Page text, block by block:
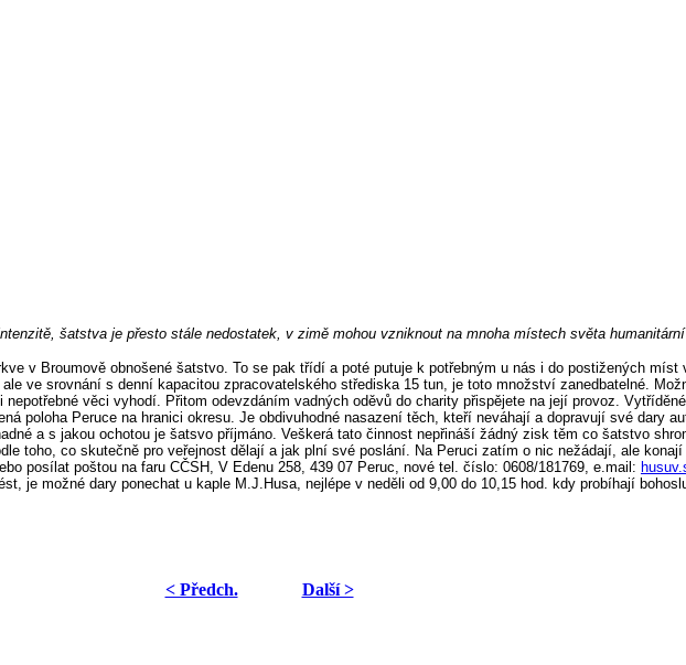
šatstva je přesto stále nedostatek, v zimě mohou vzniknout na mnoha místech světa
v Broumově obnošené šatstvo. To se pak třídí a poté putuje k potřebným u nás i do postižených
ve srovnání s denní kapacitou zpracovatelského střediska 15 tun, je toto množství zanedbatelné.
věci vyhodí. Přitom odevzdáním vadných oděvů do charity přispějete na její provoz.
poloha Peruce na hranici okresu. Je obdivuhodné nasazení těch, kteří neváhají a dopravují své dary
a s jakou ochotou je šatsvo příjmáno. Veškerá tato činnost nepřináší žádný zisk těm co šatstvo
toho, co skutečně pro veřejnost dělají a jak plní své poslání. Na Peruci zatím o nic nežádají, ale
posílat poštou na faru CČSH, V Edenu 258, 439 07 Peruc, nové tel. číslo: 0608/181769, e.mail:
je možné dary ponechat u kaple M.J.Husa, nejlépe v neděli od 9,00 do 10,15 hod. kdy probíhají
< Předch.
Další >